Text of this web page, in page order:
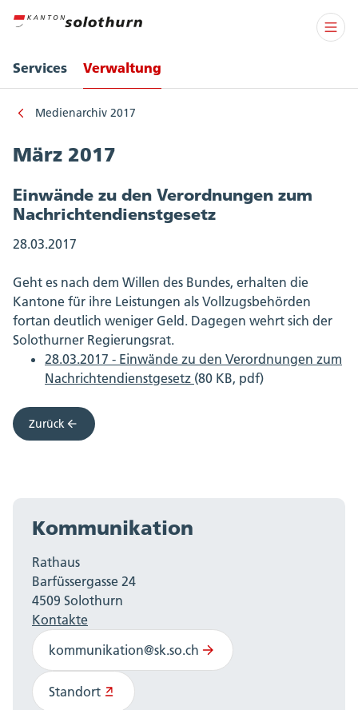
Services Verwaltung
Medienarchiv 2017
März 2017
Einwände zu den Verordnungen zum
Nachrichtendienstgesetz
28.03.2017
Geht es nach dem Willen des Bundes, erhalten die
Kantone für ihre Leistungen als Vollzugsbehörden
fortan deutlich weniger Geld. Dagegen wehrt sich der
Solothurner Regierungsrat.
28.03.2017 - Einwände zu den Verordnungen zum
Nachrichtendienstgesetz (80 KB, pdf)
Zurück
Kommunikation
Rathaus
Barfüssergasse 24
4509 Solothurn
Kontakte
kommunikation@sk.so.ch
Standort